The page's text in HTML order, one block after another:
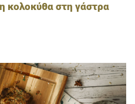
κολοκύθα στη γάστρα